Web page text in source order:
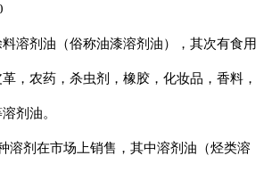
溶剂油（俗称油漆溶剂油），其次有食用
，农药，杀虫剂，橡胶，化妆品，香料，
剂油。
溶剂在市场上销售，其中溶剂油（烃类溶